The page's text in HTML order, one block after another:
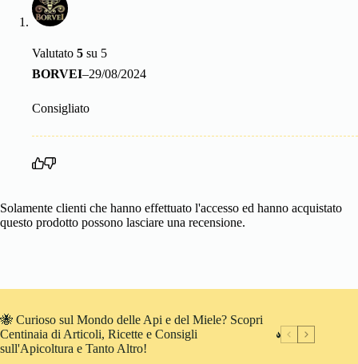
Valutato 5 su 5
BORVEI–29/08/2024
Consigliato
Solamente clienti che hanno effettuato l'accesso ed hanno acquistato
questo prodotto possono lasciare una recensione.
🐝 Curioso sul Mondo delle Api e del Miele? Scopri
Centinaia di Articoli, Ricette e Consigli
sull'Apicoltura e Tanto Altro!